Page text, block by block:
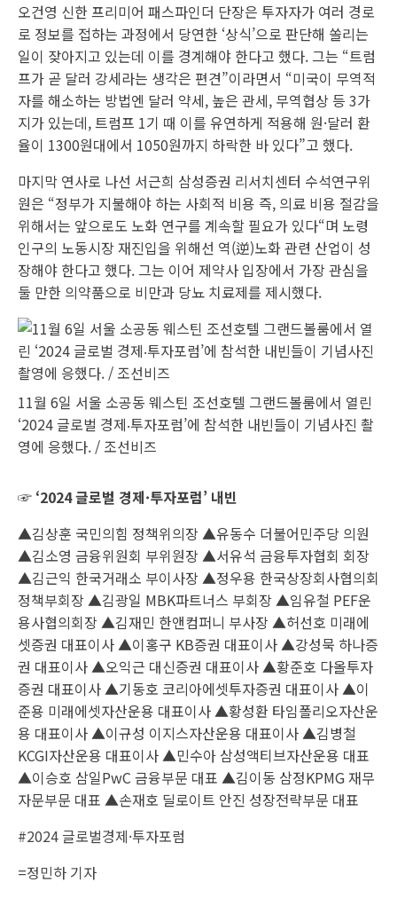
오건영 신한 프리미어 패스파인더 단장은 투자자가 여러 경로
로 정보를 접하는 과정에서 당연한 ‘상식’으로 판단해 쏠리는
일이 잦아지고 있는데 이를 경계해야 한다고 했다. 그는 “트럼
프가 곧 달러 강세라는 생각은 편견”이라면서 “미국이 무역적
자를 해소하는 방법엔 달러 약세, 높은 관세, 무역협상 등 3가
지가 있는데, 트럼프 1기 때 이를 유연하게 적용해 원·달러 환
율이 1300원대에서 1050원까지 하락한 바 있다”고 했다.
마지막 연사로 나선 서근희 삼성증권 리서치센터 수석연구위
원은 “정부가 지불해야 하는 사회적 비용 즉, 의료 비용 절감을
위해서는 앞으로도 노화 연구를 계속할 필요가 있다“며 노령
인구의 노동시장 재진입을 위해선 역(逆)노화 관련 산업이 성
장해야 한다고 했다. 그는 이어 제약사 입장에서 가장 관심을
둘 만한 의약품으로 비만과 당뇨 치료제를 제시했다.
11월 6일 서울 소공동 웨스틴 조선호텔 그랜드볼룸에서 열린
‘2024 글로벌 경제‧투자포럼’에 참석한 내빈들이 기념사진 촬
영에 응했다. / 조선비즈
☞ ‘2024 글로벌 경제·투자포럼’ 내빈
▲김상훈 국민의힘 정책위의장 ▲유동수 더불어민주당 의원
▲김소영 금융위원회 부위원장 ▲서유석 금융투자협회 회장
▲김근익 한국거래소 부이사장 ▲정우용 한국상장회사협의회
정책부회장 ▲김광일 MBK파트너스 부회장 ▲임유철 PEF운
용사협의회장 ▲김재민 한앤컴퍼니 부사장 ▲허선호 미래에
셋증권 대표이사 ▲이홍구 KB증권 대표이사 ▲강성묵 하나증
권 대표이사 ▲오익근 대신증권 대표이사 ▲황준호 다올투자
증권 대표이사 ▲기동호 코리아에셋투자증권 대표이사 ▲이
준용 미래에셋자산운용 대표이사 ▲황성환 타임폴리오자산운
용 대표이사 ▲이규성 이지스자산운용 대표이사 ▲김병철
KCGI자산운용 대표이사 ▲민수아 삼성액티브자산운용 대표
▲이승호 삼일PwC 금융부문 대표 ▲김이동 삼정KPMG 재무
자문부문 대표 ▲손재호 딜로이트 안진 성장전략부문 대표
#2024 글로벌경제·투자포럼
=정민하 기자